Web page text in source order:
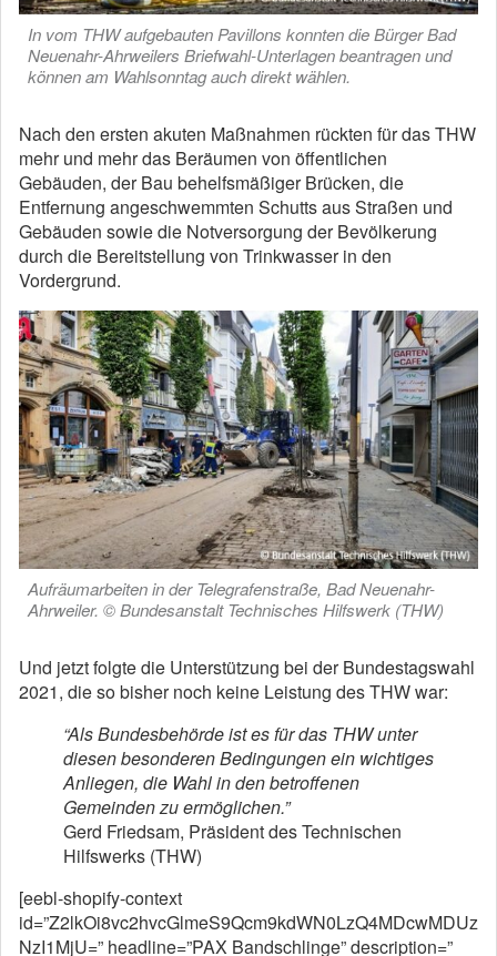
In vom THW aufgebauten Pavillons konnten die Bürger Bad
Neuenahr-Ahrweilers Briefwahl-Unterlagen beantragen und
können am Wahlsonntag auch direkt wählen.
Nach den ersten akuten Maßnahmen rückten für das THW
mehr und mehr das Beräumen von öffentlichen
Gebäuden, der Bau behelfsmäßiger Brücken, die
Entfernung angeschwemmten Schutts aus Straßen und
Gebäuden sowie die Notversorgung der Bevölkerung
durch die Bereitstellung von Trinkwasser in den
Vordergrund.
Aufräumarbeiten in der Telegrafenstraße, Bad Neuenahr-
Ahrweiler. © Bundesanstalt Technisches Hilfswerk (THW)
Und jetzt folgte die Unterstützung bei der Bundestagswahl
2021, die so bisher noch keine Leistung des THW war:
“Als Bundesbehörde ist es für das THW unter
diesen besonderen Bedingungen ein wichtiges
Anliegen, die Wahl in den betroffenen
Gemeinden zu ermöglichen.”
Gerd Friedsam, Präsident des Technischen
Hilfswerks (THW)
[eebl-shopify-context
id=”Z2lkOi8vc2hvcGlmeS9Qcm9kdWN0LzQ4MDcwMDUz
NzI1MjU=” headline=”PAX Bandschlinge” description=”